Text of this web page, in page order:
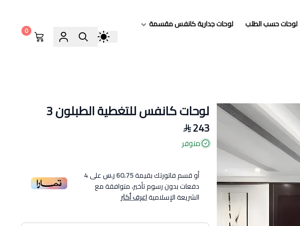
لوحات حسب الطلب
لوحات جدارية كانفس مقسمة
0
لوحات كانفس للتغطية الطبلون 3
243
متوفر
أو قسم فاتورتك بقيمة60.75 ر.س على4
دفعات بدون رسوم تأخير، متوافقة مع
الشريعة الإسلاميةاعرف أكثر